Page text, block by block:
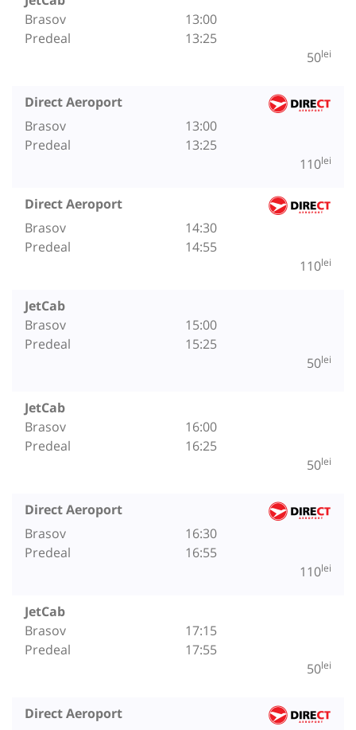
Brasov
Predeal
13:00
13:25
50lei
Direct Aeroport
Brasov
Predeal
13:00
13:25
110lei
Direct Aeroport
Brasov
Predeal
14:30
14:55
110lei
JetCab
Brasov
Predeal
15:00
15:25
50lei
JetCab
Brasov
Predeal
16:00
16:25
50lei
Direct Aeroport
Brasov
Predeal
16:30
16:55
110lei
JetCab
Brasov
Predeal
17:15
17:55
50lei
Direct Aeroport